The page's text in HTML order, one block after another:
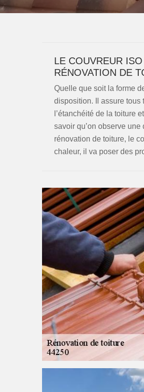
LE COUVREUR
RÉNOVATION DE
Quelle que soit la forme
disposition. Il assure tous
l’étanchéité de la toiture
savoir qu’on observe
rénovation de toiture, le
chaleur, il va poser des